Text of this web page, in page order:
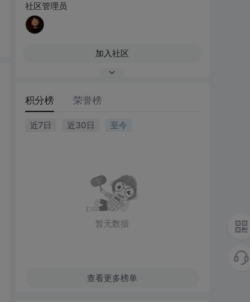
社区管理员
加入社区
积分榜 荣誉榜
近7日 近30日 至今
暂无数据
查看更多榜单